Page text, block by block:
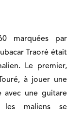
marquées par
Traoré était
Le premier,
à jouer une
avec une guitare
les maliens se